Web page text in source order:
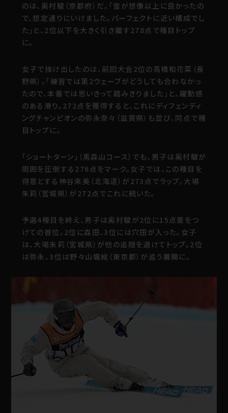
のは、奥村駿（京都府）だ。「雪が想像以上に良かったの
で、想定通りにいけました。パーフェクトに近い構成でし
た」と、2位以下を大きく引き離す278点で種目トップ
に。
女子で抜け出したのは、前回大会2位の高橋和花菜（長
野県）。「練習では第2ウェーブがどうしても合わなかっ
たので、本番では思いきって踏みきりました」と、躍動感
のある滑り。272点を獲得すると、これにディフェンディ
ングチャンピオンの弥永奈々（滋賀県）も並び、同点で種
目トップに。
「ショートターン」（黒森山コース）でも、男子は奥村駿が
周囲を圧倒する276点をマーク。女子では、この種目を
得意とする神谷来美（北海道）が273点でラップ。大場
朱莉（宮城県）が272点でこれに続いた。
予選4種目を終え、男子は奥村駿が2位に15点差をつ
けての首位。2位に森田、3位には穴田が入った。女子
は、大場朱莉（宮城県）が他の追随を退けてトップ。2位
は弥永、3位は野々山颯絵（東京都）が追う展開に。